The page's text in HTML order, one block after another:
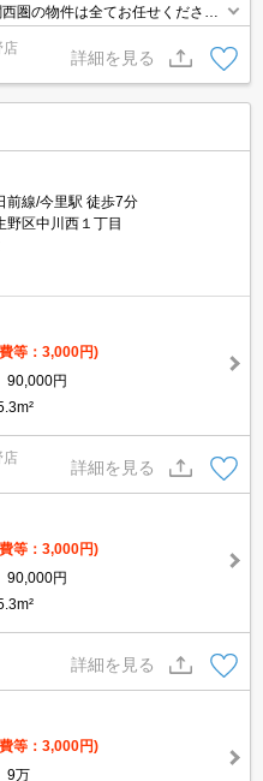
圏の物件は全てお任せくださ
気軽にお問い合わせくださいま
ット決済が可能ですので安心して
店
詳細を見る
前線/今里駅 徒歩7分
野区中川西１丁目
等：3,000円)
90,000円
店
詳細を見る
等：3,000円)
90,000円
詳細を見る
等：3,000円)
9万